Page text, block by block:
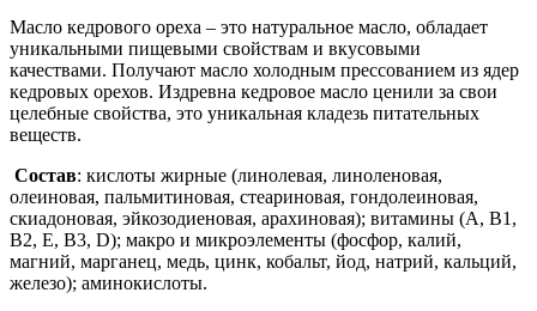
Масло кедрового ореха – это натуральное масло, обладает
уникальными пищевыми свойствам и вкусовыми
качествами. Получают масло холодным прессованием из ядер
кедровых орехов. Издревна кедровое масло ценили за свои
целебные свойства, это уникальная кладезь питательных
веществ.
Состав: кислоты жирные (линолевая, линоленовая,
олеиновая, пальмитиновая, стеариновая, гондолеиновая,
скиадоновая, эйкозодиеновая, арахиновая); витамины (А, В1,
В2, Е, В3, D); макро и микроэлементы (фосфор, калий,
магний, марганец, медь, цинк, кобальт, йод, натрий, кальций,
железо); аминокислоты.